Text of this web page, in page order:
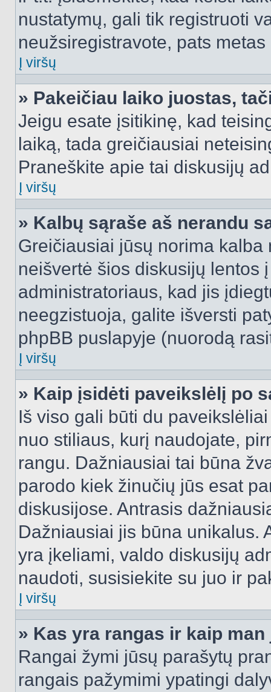
nustatymų, gali tik registruoti
neužsiregistravote, pats
Į viršų
» Pakeičiau laiko juostas,
Jeigu esate įsitikinę, kad
laiką, tada greičiausiai
Praneškite apie tai diskusijų
Į viršų
» Kalbų sąraše aš nerandu
Greičiausiai jūsų norima
neišvertė šios diskusijų lentos
administratoriaus, kad jis
neegzistuoja, galite išversti
phpBB puslapyje (nuorodą
Į viršų
» Kaip įsidėti paveikslėlį po
Iš viso gali būti du
nuo stiliaus, kurį naudojate,
rangu. Dažniausiai tai būna
parodo kiek žinučių jūs esat
diskusijose. Antrasis
Dažniausiai jis būna unikalus.
yra įkeliami, valdo diskusijų
naudoti, susisiekite su juo ir
Į viršų
» Kas yra rangas ir kaip
Rangai žymi jūsų parašytų
rangais pažymimi ypatingi